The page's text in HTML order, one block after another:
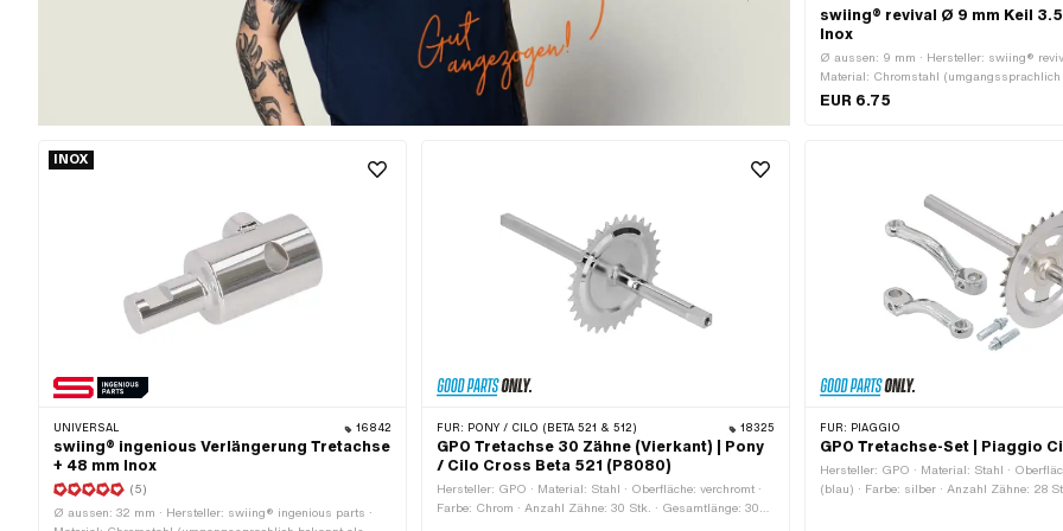
swiing® revival Ø 9 mm Keil
Inox
Ø aussen: 9 mm · Hersteller: swiing®
Material: Chromstahl
Nirosta) · Gewindeart: M7x1
EUR 6.75
INOX
UNIVERSAL 16842
swiing® ingenious Verlängerung Tretachse
+ 48 mm Inox
(5)
Ø aussen: 32 mm · Hersteller: swiing® ingenious parts ·
FÜR: PONY / CILO (BETA 521 & 512) 18325
GPO Tretachse 30 Zähne (Vierkant) | Pony
/ Cilo Cross Beta 521 (P8080)
Hersteller: GPO · Material: Stahl · Oberfläche: verchromt ·
Farbe: Chrom · Anzahl Zähne: 30 Stk. · Gesamtlänge: 306
FÜR: PIAGGIO
GPO Tretachse-Set | Piaggio
Hersteller: GPO · Material: Stahl ·
(blau) · Farbe: silber · Anzahl Zähne: 28